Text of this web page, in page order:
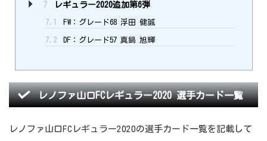
7 レギュラー2020追加第6弾
7.1 FW：グレード68 浮田 健誠
7.2 DF：グレード57 真鍋 旭輝
レノファ山口FCレギュラー2020 選手カード一覧
レノファ山口FCレギュラー2020の選手カード一覧を記載して